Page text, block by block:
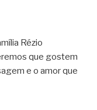
Rézio
que gostem
e o amor que